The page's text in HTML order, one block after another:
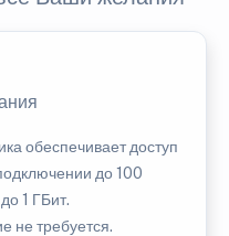
обеспечивает доступ
до 100
1 ГБит.
не требуется.